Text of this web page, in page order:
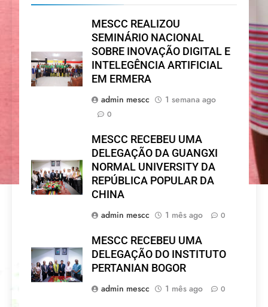
MESCC REALIZOU
SEMINÁRIO NACIONAL
SOBRE INOVAÇÃO DIGITAL E
INTELEGÊNCIA ARTIFICIAL
EM ERMERA
admin mescc
1 semana ago
0
MESCC RECEBEU UMA
DELEGAÇÃO DA GUANGXI
NORMAL UNIVERSITY DA
REPÚBLICA POPULAR DA
CHINA
admin mescc
1 mês ago 0
MESCC RECEBEU UMA
DELEGAÇÃO DO INSTITUTO
PERTANIAN BOGOR
admin mescc
1 mês ago 0